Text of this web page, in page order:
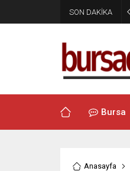
SON DAKİKA
Bursa
Anasayfa